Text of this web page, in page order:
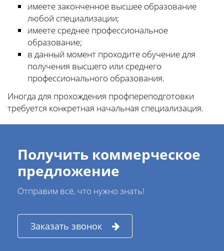
имеете законченное высшее образование
любой специализации;
имеете среднее профессиональное
образование;
в данный момент проходите обучение для
получения высшего или среднего
профессионального образования.
Иногда для прохождения профпереподготовки
требуется конкретная начальная специализация.
Получить коммерческое
предложение
Отправим всё, что нужно знать!
Заказать звонок